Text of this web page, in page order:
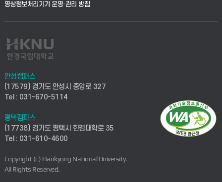
영상정보처리기기 운영·관리 방침
안성캠퍼스
(17579) 경기도 안성시 중앙로 327
Tel : 031-670-5114
평택캠퍼스
(17738) 경기도 평택시 한경대학로 35
Tel : 031-610-4600
Copyright (c) Hankyong National University.
All Rights Reserved.